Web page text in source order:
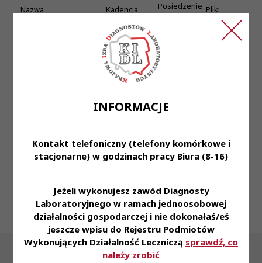
INFORMACJE
Kontakt telefoniczny (telefony komórkowe i
stacjonarne) w godzinach pracy Biura (8-16)
Jeżeli wykonujesz zawód Diagnosty
Laboratoryjnego w ramach jednoosobowej
działalności gospodarczej i nie dokonałaś/eś
jeszcze wpisu do Rejestru Podmiotów
Wykonujących Działalność Leczniczą sprawdź, co
należy zrobić
Nazwa Kadencja Posiedzenie Pliki
Uchwała nr 46/II/2008
29 lutego 2008 roku w
rok 2008
Uchwały
Kadencja II
Posiedzenie